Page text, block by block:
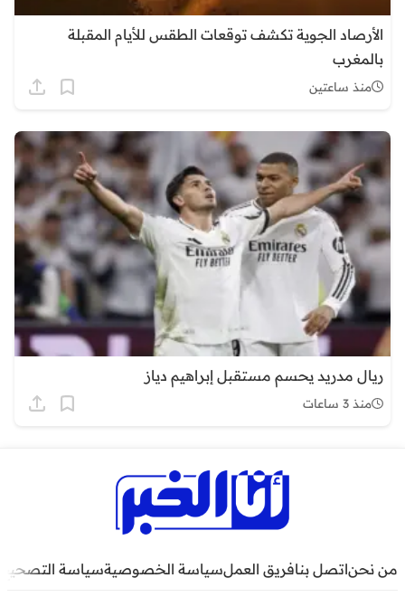
الأرصاد الجوية تكشف توقعات الطقس للأيام المقبلة
بالمغرب
منذ ساعتين
ريال مدريد يحسم مستقبل إبراهيم دياز
منذ 3 ساعات
من نحناتصل بنافريق العملسياسة الخصوصيةسياسة التصحيح